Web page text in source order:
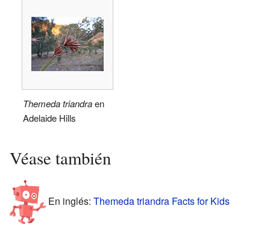
Themeda triandraen
Adelaide Hills
Véase también
En inglés: Themeda triandra Facts for Kids